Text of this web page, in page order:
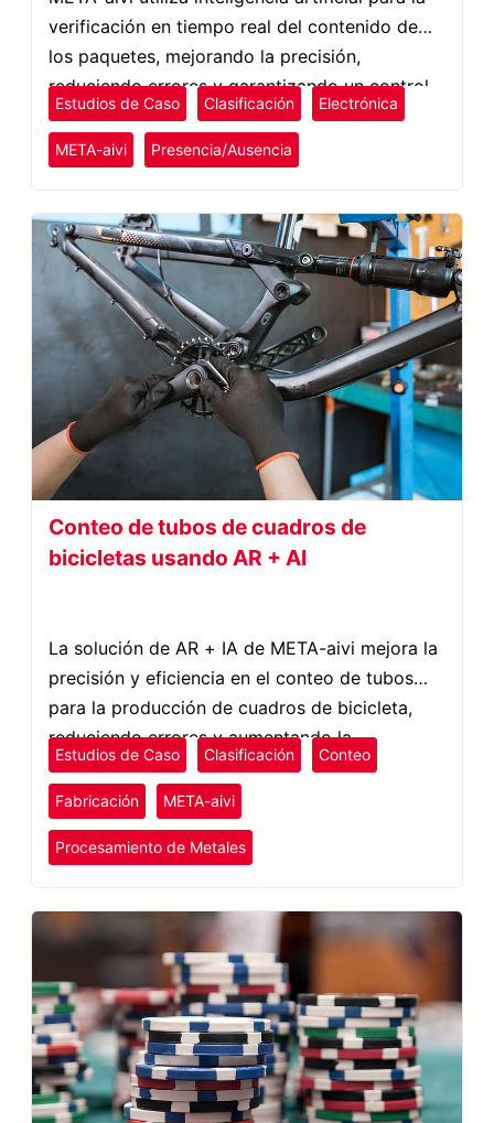
verificación en tiempo real del contenido de
los paquetes, mejorando la precisión,
reduciendo errores y garantizando un control
de calidad superior en el embalaje.
Estudios de Caso Clasificación Electrónica
META-aivi Presencia/Ausencia
Conteo de tubos de cuadros de
bicicletas usando AR + AI
La solución de AR + IA de META-aivi mejora la
precisión y eficiencia en el conteo de tubos
para la producción de cuadros de bicicleta,
reduciendo errores y aumentando la
productividad.
Estudios de Caso Clasificación Conteo
Fabricación META-aivi
Procesamiento de Metales